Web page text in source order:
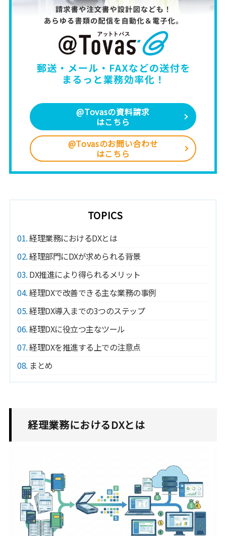
@Tovasの資料請求
はこちら
@Tovasのお問い合わせ
はこちら
TOPICS
1 経理業務におけるDXとは
2 経理部門にDXが求められる背景
3 DX推進により得られるメリット
4 経理DXで改善できる主な業務の事例
5 経理DX導入までの3つのステップ
6 経理DXに役立つ主なツール
7 経理DXを推進する上での注意点
8 まとめ
経理業務におけるDXとは